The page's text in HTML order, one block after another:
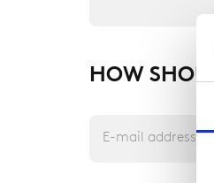
HOW
E-mail address